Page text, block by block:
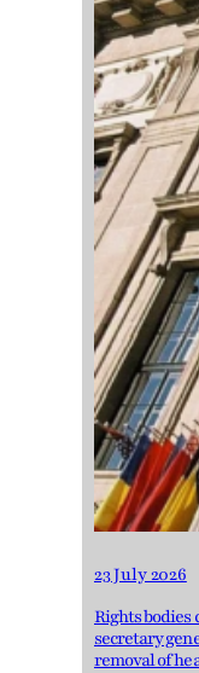
23 July 2026
Rights bodies
secretary
removal of